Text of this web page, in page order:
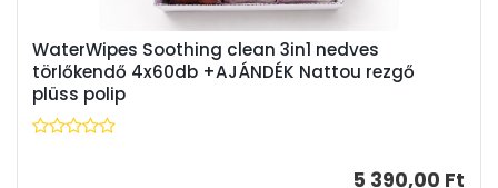
WaterWipes Soothing clean 3in1 nedves
törlőkendő 4x60db +AJÁNDÉK Nattou rezgő
plüss polip
5 390,00 Ft